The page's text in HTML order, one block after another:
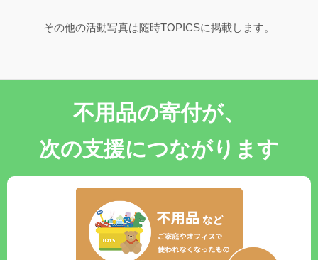
その他の活動写真は随時TOPICSに掲載します。
不用品の寄付が、
次の支援につながります